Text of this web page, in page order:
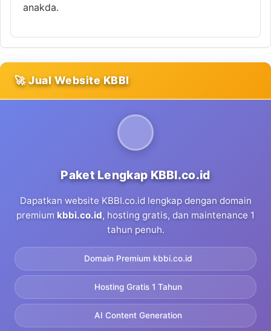
anakda.
🚀 Jual Website KBBI
Paket Lengkap KBBI.co.id
Dapatkan website KBBI.co.id lengkap dengan domain
premium kbbi.co.id, hosting gratis, dan maintenance 1
tahun penuh.
Domain Premium kbbi.co.id
Hosting Gratis 1 Tahun
AI Content Generation